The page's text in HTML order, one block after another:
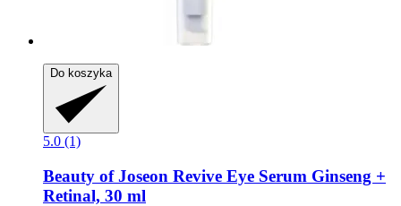
Do koszyka
5.0 (1)
Beauty of Joseon Revive Eye Serum Ginseng +
Retinal, 30 ml